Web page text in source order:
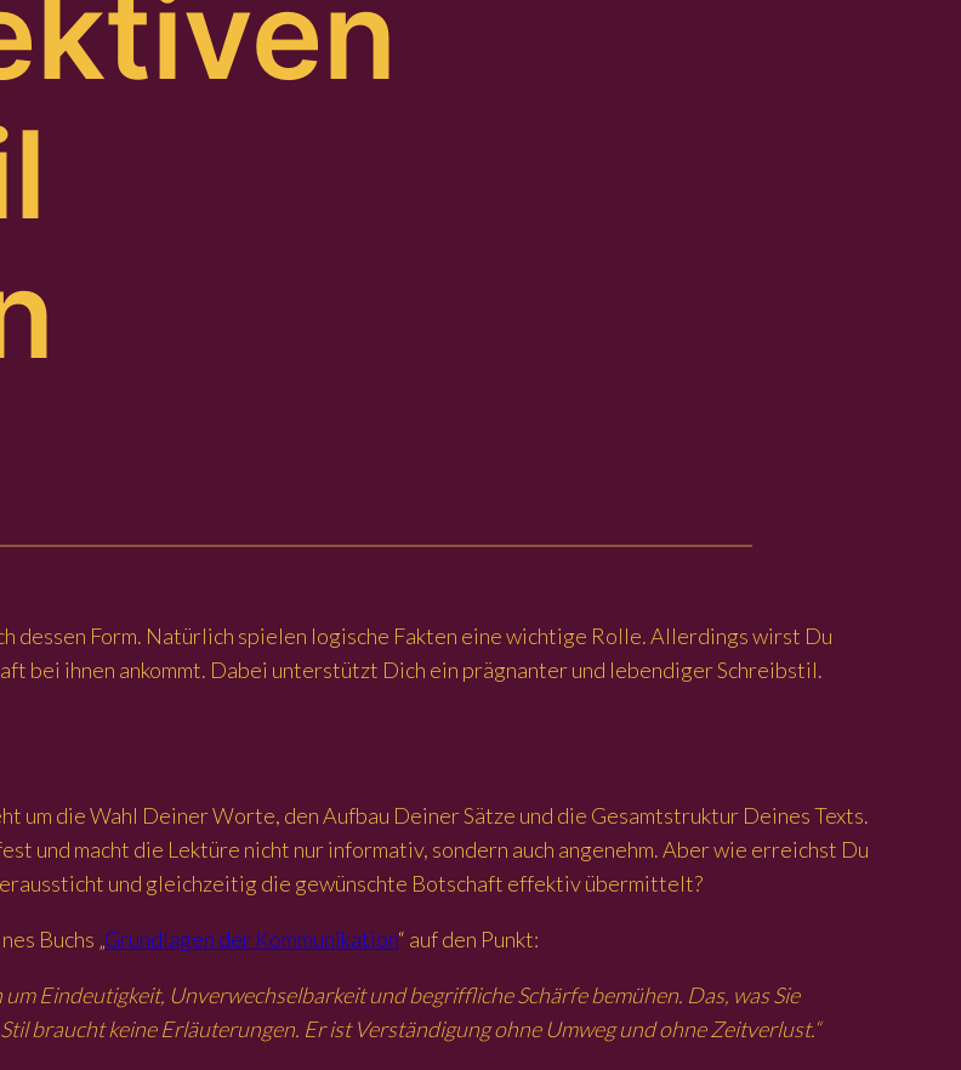
dessen Form. Natürlich spielen logische Fakten eine wichtige Rolle. Allerdings wirst Du
bei ihnen ankommt. Dabei unterstützt Dich ein prägnanter und lebendiger Schreibstil.
um die Wahl Deiner Worte, den Aufbau Deiner Sätze und die Gesamtstruktur Deines Texts.
und macht die Lektüre nicht nur informativ, sondern auch angenehm. Aber wie erreichst Du
und gleichzeitig die gewünschte Botschaft effektiv übermittelt?
Buchs „Grundlagen der Kommunikation“ auf den Punkt:
Eindeutigkeit, Unverwechselbarkeit und begriffliche Schärfe bemühen. Das, was Sie
braucht keine Erläuterungen. Er ist Verständigung ohne Umweg und ohne Zeitverlust.“